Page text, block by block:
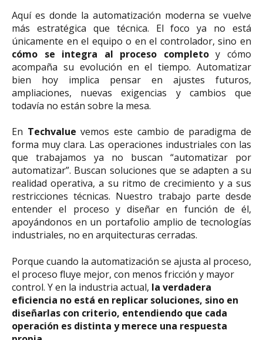
Aquí es donde la automatización moderna se vuelve
más estratégica que técnica. El foco ya no está
únicamente en el equipo o en el controlador, sino en
cómo se integra al proceso completoy cómo
acompaña su evolución en el tiempo. Automatizar
bien hoy implica pensar en ajustes futuros,
ampliaciones, nuevas exigencias y cambios que
todavía no están sobre la mesa.
En Techvalue vemos este cambio de paradigma de
forma muy clara. Las operaciones industriales con las
que trabajamos ya no buscan “automatizar por
automatizar”. Buscan soluciones que se adapten a su
realidad operativa, a su ritmo de crecimiento y a sus
restricciones técnicas. Nuestro trabajo parte desde
entender el proceso y diseñar en función de él,
apoyándonos en un portafolio amplio de tecnologías
industriales, no en arquitecturas cerradas.
Porque cuando la automatización se ajusta al proceso,
el proceso fluye mejor, con menos fricción y mayor
control. Y en la industria actual, la verdadera
eficiencia no está en replicar soluciones, sino en
diseñarlas con criterio, entendiendo que cada
operación es distinta y merece una respuesta